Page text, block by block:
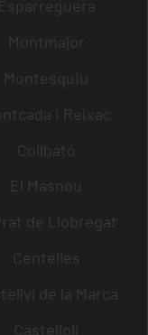
Esparreguera
Montmajor
Montesquiu
i Reixac
Collbató
El Masnou
de Llobregat
Centelles
de la Marca
Castellolí